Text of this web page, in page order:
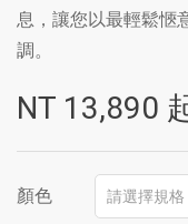
息，讓您以最輕鬆愜
調。
NT 13,890
顏色 請選擇規格